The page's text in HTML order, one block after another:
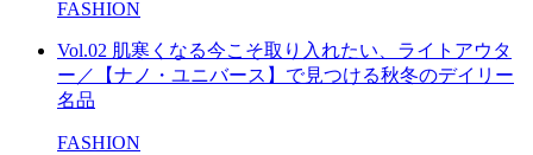
FASHION
Vol.02 肌寒くなる今こそ取り入れたい、ライトアウタ
ー／【ナノ・ユニバース】で見つける秋冬のデイリー
名品
FASHION